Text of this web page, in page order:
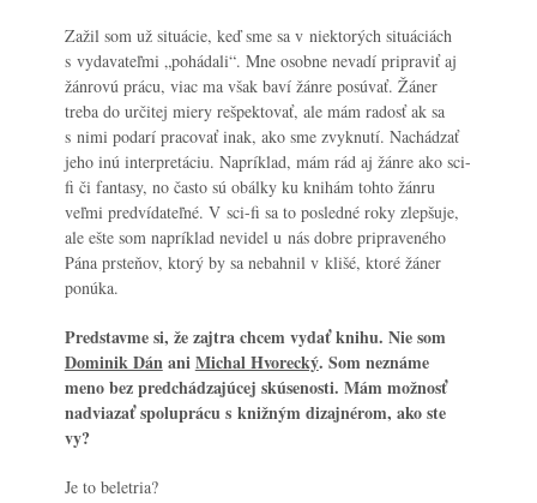
Zažil som už situácie, keď sme sa v niektorých situáciách
s vydavateľmi „pohádali“. Mne osobne nevadí pripraviť aj
žánrovú prácu, viac ma však baví žánre posúvať. Žáner
treba do určitej miery rešpektovať, ale mám radosť ak sa
s nimi podarí pracovať inak, ako sme zvyknutí. Nachádzať
jeho inú interpretáciu. Napríklad, mám rád aj žánre ako sci-
fi či fantasy, no často sú obálky ku knihám tohto žánru
veľmi predvídateľné. V sci-fi sa to posledné roky zlepšuje,
ale ešte som napríklad nevidel u nás dobre pripraveného
Pána prsteňov, ktorý by sa nebahnil v klišé, ktoré žáner
ponúka.
Predstavme si, že zajtra chcem vydať knihu. Nie som
Dominik DánaniMichal Hvorecký. Som neznáme
meno bez predchádzajúcej skúsenosti. Mám možnosť
nadviazať spoluprácu s knižným dizajnérom, ako ste
vy?
Je to beletria?